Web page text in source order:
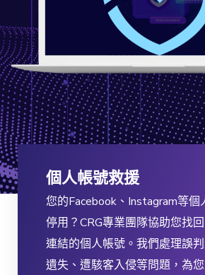
個人帳號救援
您的Facebook、Instagram等個
停用？CRG專業團隊協助您找
連結的個人帳號。我們處理誤
遺失、遭駭客入侵等問題，為